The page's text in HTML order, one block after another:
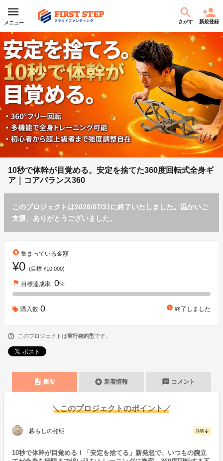
メニュー さがす 新規登録
10秒で体幹が目覚める。安定を捨てた360度回転式全身ギ
ア｜コアバランス360
このプロジェクトは2026/07/31に終了いたしました。温かいご
支援、ありがとうございました。
stars 集まっている金額
¥0 (目標 ¥10,000)
flag 目標達成率 0%
購入数 0 watch_later 終了しました
このプロジェクトは実行確約型です。
description 概要 stars 新着情報 chat コメント
＼このプロジェクトのポイント／
暮らしの発明 詳細 arrow_downward
10秒で体幹が目覚める！「安定を捨てる」新発想で、いつもの腕立